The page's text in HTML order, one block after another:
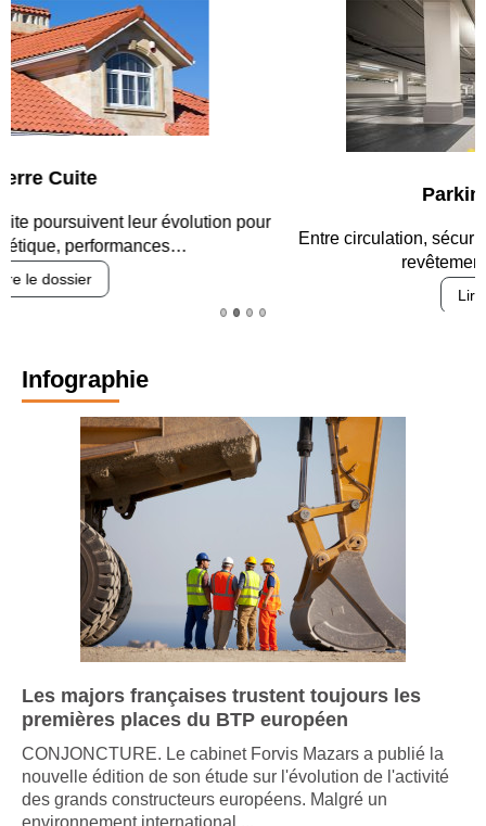
Entre circulation, sécurisation des accès, durabilité des
Infographie
Les majors françaises trustent toujours les
premières places du BTP européen
CONJONCTURE. Le cabinet Forvis Mazars a publié la
nouvelle édition de son étude sur l'évolution de l'activité
des grands constructeurs européens. Malgré un